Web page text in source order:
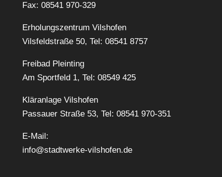
Fax: 08541 970-329
Erholungszentrum Vilshofen
Vilsfeldstraße 50, Tel: 08541 8757
Freibad Pleinting
Am Sportfeld 1, Tel: 08549 425
Kläranlage Vilshofen
Passauer Straße 53, Tel: 08541 970-351
E-Mail:
info@stadtwerke-vilshofen.de